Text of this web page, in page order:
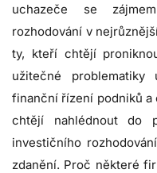
uchazeče se
rozhodování v
ty, kteří chtějí
užitečné
finanční řízení podniků
chtějí nahlédnout do
investičního
zdanění. Proč některé